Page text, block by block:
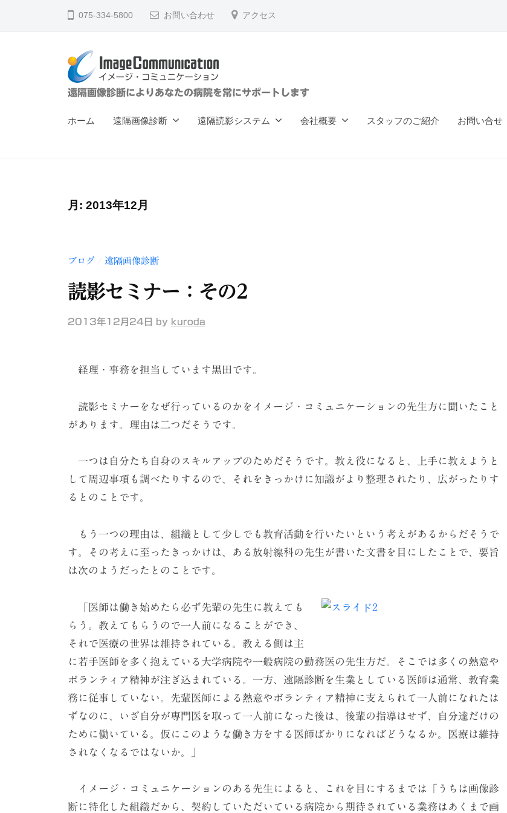
075-334-5800 お問い合わせ アクセス
イ
ミ
ー
（
）
遠隔画像診断によりあなたの病院を常にサポートします
ホーム 遠隔画像診断 遠隔読影システム 会社概要 スタッフのご紹介 お問い合せ
月: 2013年12月
ブログ 遠隔画像診断
読影セミナー：その2
2013年12月24日 by kuroda
経理・事務を担当しています黒田です。
読影セミナーをなぜ行っているのかをイメージ・コミュニケーションの先生方に聞いたこと
があります。理由は二つだそうです。
一つは自分たち自身のスキルアップのためだそうです。教え役になると、上手に教えようと
して周辺事項も調べたりするので、それをきっかけに知識がより整理されたり、広がったりす
るとのことです。
もう一つの理由は、組織として少しでも教育活動を行いたいという考えがあるからだそうで
す。その考えに至ったきっかけは、ある放射線科の先生が書いた文書を目にしたことで、要旨
は次のようだったとのことです。
「医師は働き始めたら必ず先輩の先生に教えても
らう。教えてもらうので一人前になることができ、
それで医療の世界は維持されている。教える側は主
に若手医師を多く抱えている大学病院や一般病院の勤務医の先生方だ。そこでは多くの熱意や
ボランティア精神が注ぎ込まれている。一方、遠隔診断を生業としている医師は通常、教育業
務に従事していない。先輩医師による熱意やボランティア精神に支えられて一人前になれたは
ずなのに、いざ自分が専門医を取って一人前になった後は、後輩の指導はせず、自分達だけの
ために働いている。仮にこのような働き方をする医師ばかりになればどうなるか。医療は維持
されなくなるではないか。」
イメージ・コミュニケーションのある先生によると、これを目にするまでは「うちは画像診
断に特化した組織だから、契約していただいている病院から期待されている業務はあくまで画
ジ
ミ
ュ
ケ
（